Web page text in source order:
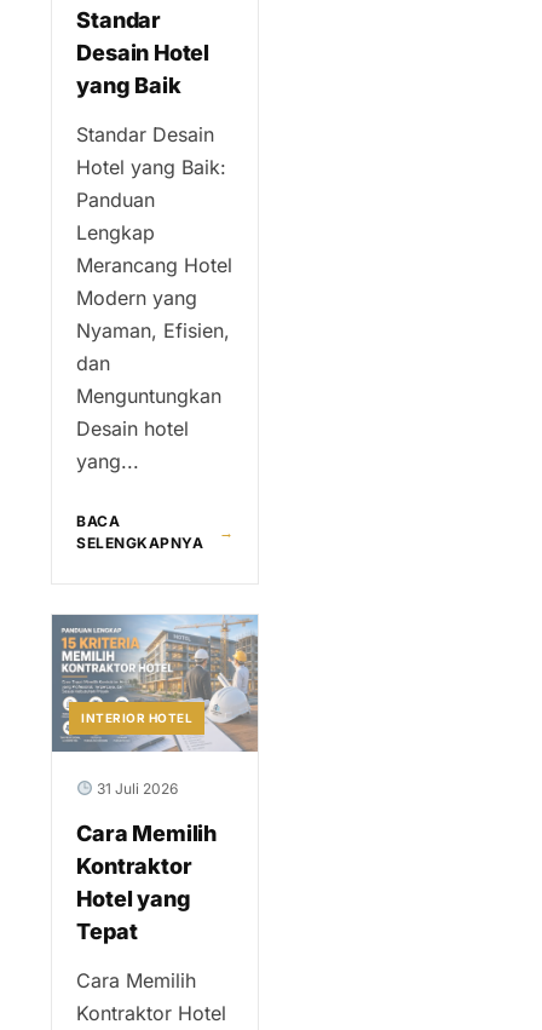
Standar
Desain Hotel
yang Baik
Standar Desain
Hotel yang Baik:
Panduan
Lengkap
Merancang Hotel
Modern yang
Nyaman, Efisien,
dan
Menguntungkan
Desain hotel
yang...
BACA
SELENGKAPNYA
→
INTERIOR HOTEL
31 Juli 2026
Cara Memilih
Kontraktor
Hotel yang
Tepat
Cara Memilih
Kontraktor Hotel